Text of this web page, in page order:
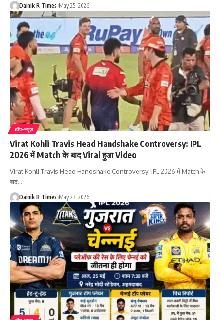
Dainik R Times May 25, 2026
टॉप-न्यूज़
Virat Kohli Travis Head Handshake Controversy: IPL
2026 में Match के बाद Viral हुआ Video
Virat Kohli Travis Head Handshake Controversy: IPL 2026 में Match के
बाद…
Dainik R Times May 23, 2026